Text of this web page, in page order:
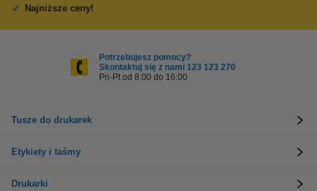
Najniższe ceny!
Potrzebujesz pomocy?
Skontaktuj się z nami 123 123 270
Pn-Pt od 8:00 do 16:00
Tusze do drukarek
Etykiety i taśmy
Drukarki